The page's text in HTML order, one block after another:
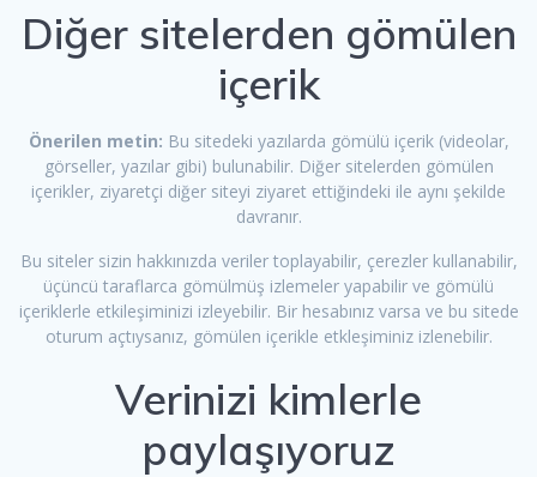
Diğer sitelerden gömülen
içerik
Önerilen metin: Bu sitedeki yazılarda gömülü içerik (videolar,
görseller, yazılar gibi) bulunabilir. Diğer sitelerden gömülen
içerikler, ziyaretçi diğer siteyi ziyaret ettiğindeki ile aynı şekilde
davranır.
Bu siteler sizin hakkınızda veriler toplayabilir, çerezler kullanabilir,
üçüncü taraflarca gömülmüş izlemeler yapabilir ve gömülü
içeriklerle etkileşiminizi izleyebilir. Bir hesabınız varsa ve bu sitede
oturum açtıysanız, gömülen içerikle etkleşiminiz izlenebilir.
Verinizi kimlerle
paylaşıyoruz